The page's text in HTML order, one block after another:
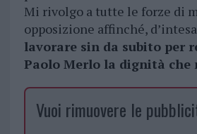
Mi rivolgo a tutte le forze di
opposizione affinché,
lavorare sin da subito per
Paolo Merlo la dignità che
Vuoi rimuovere le